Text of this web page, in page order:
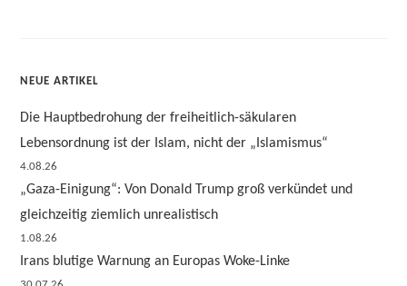
NEUE ARTIKEL
Die Hauptbedrohung der freiheitlich-säkularen
Lebensordnung ist der Islam, nicht der „Islamismus“
4.08.26
„Gaza-Einigung“: Von Donald Trump groß verkündet und
gleichzeitig ziemlich unrealistisch
1.08.26
Irans blutige Warnung an Europas Woke-Linke